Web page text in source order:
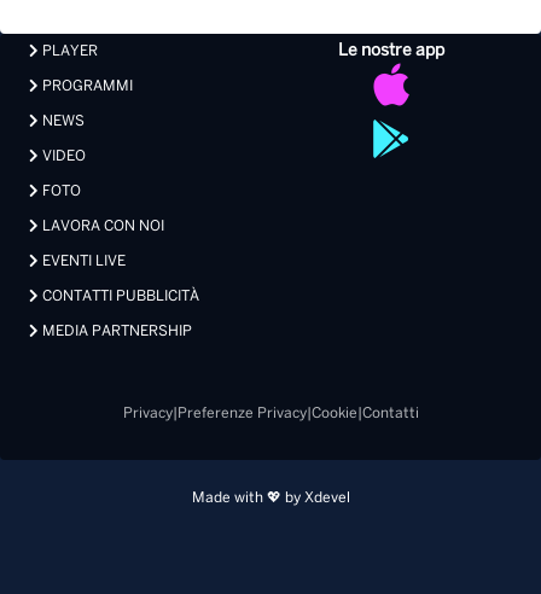
Le nostre app
PLAYER
PROGRAMMI
NEWS
VIDEO
FOTO
LAVORA CON NOI
EVENTI LIVE
CONTATTI PUBBLICITÀ
MEDIA PARTNERSHIP
Privacy| Preferenze Privacy| Cookie Contatti
Made with 💖 by Xdevel